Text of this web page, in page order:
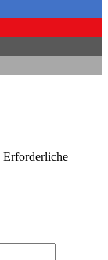
Erforderliche